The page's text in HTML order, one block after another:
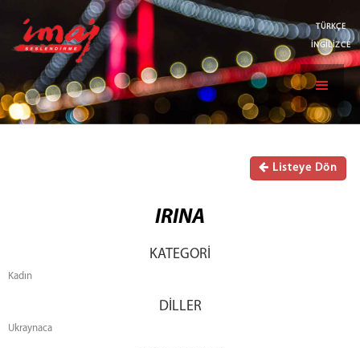
TÜRKÇE
İNGİLİZCE
Listeye Dön
IRINA
KATEGORİ
Kadın
DİLLER
Ukraynaca